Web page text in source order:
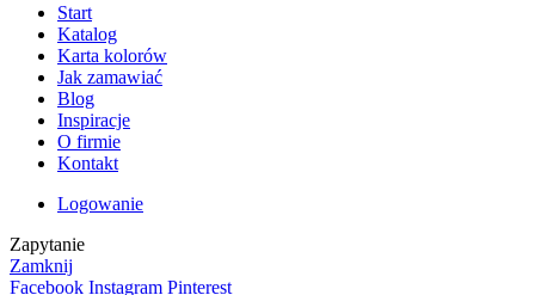
Start
Katalog
Karta kolorów
Jak zamawiać
Blog
Inspiracje
O firmie
Kontakt
Logowanie
Zapytanie
Zamknij
Facebook Instagram Pinterest